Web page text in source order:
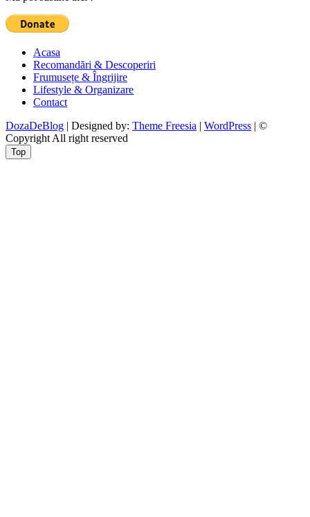
Acasa
Recomandări & Descoperiri
Frumusețe & Îngrijire
Lifestyle & Organizare
Contact
DozaDeBlog | Designed by: Theme Freesia | WordPress | ©
Copyright All right reserved
Top